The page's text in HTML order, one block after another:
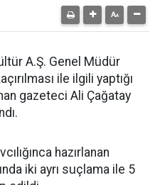
A.Ş. Genel Müdür
ile ilgili yaptığı
gazeteci Ali Çağatay
hazırlanan
iki ayrı suçlama ile 5